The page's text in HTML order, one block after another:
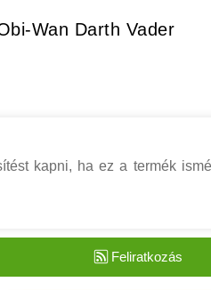
Wan Darth Vader
kapni, ha ez a termék
Feliratkozás